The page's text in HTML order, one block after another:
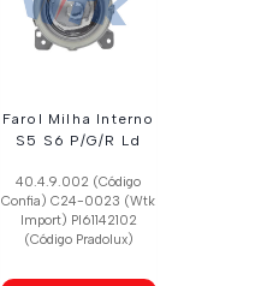
Farol Milha Interno
S5 S6 P/G/R Ld
40.4.9.002 (Código
Confia) C24-0023 (Wtk
Import) Pl61142102
(Código Pradolux)